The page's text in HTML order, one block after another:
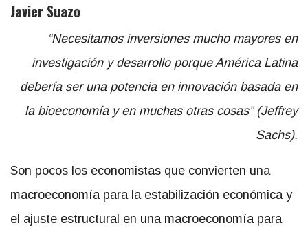
Javier Suazo
“Necesitamos inversiones mucho mayores en
investigación y desarrollo porque América Latina
debería ser una potencia en innovación basada en
la bioeconomía y en muchas otras cosas” (Jeffrey
Sachs).
Son pocos los economistas que convierten una
macroeconomía para la estabilización económica y
el ajuste estructural en una macroeconomía para